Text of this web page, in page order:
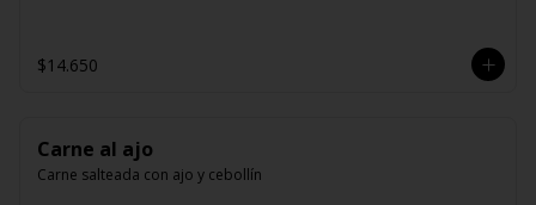
$14.650
Carne al ajo
Carne salteada con ajo y cebollín